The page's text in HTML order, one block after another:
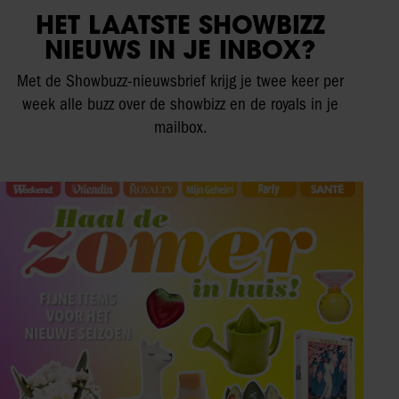
HET LAATSTE SHOWBIZZ
NIEUWS IN JE INBOX?
Met de Showbuzz-nieuwsbrief krijg je twee keer per
week alle buzz over de showbizz en de royals in je
mailbox.